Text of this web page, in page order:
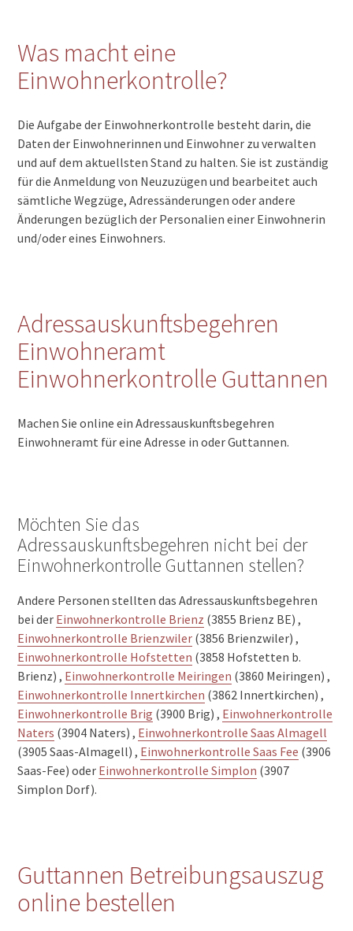
Was macht eine
Einwohnerkontrolle?
Die Aufgabe der Einwohnerkontrolle besteht darin, die
Daten der Einwohnerinnen und Einwohner zu verwalten
und auf dem aktuellsten Stand zu halten. Sie ist zuständig
für die Anmeldung von Neuzuzügen und bearbeitet auch
sämtliche Wegzüge, Adressänderungen oder andere
Änderungen bezüglich der Personalien einer Einwohnerin
und/oder eines Einwohners.
Adressauskunftsbegehren
Einwohneramt
Einwohnerkontrolle Guttannen
Machen Sie online ein Adressauskunftsbegehren
Einwohneramt für eine Adresse in oder Guttannen.
Möchten Sie das
Adressauskunftsbegehren nicht bei der
Einwohnerkontrolle Guttannen stellen?
Andere Personen stellten das Adressauskunftsbegehren
bei der Einwohnerkontrolle Brienz (3855 Brienz BE) ,
Einwohnerkontrolle Brienzwiler (3856 Brienzwiler) ,
Einwohnerkontrolle Hofstetten (3858 Hofstetten b.
Brienz) , Einwohnerkontrolle Meiringen (3860 Meiringen) ,
Einwohnerkontrolle Innertkirchen (3862 Innertkirchen) ,
Einwohnerkontrolle Brig (3900 Brig) , Einwohnerkontrolle
Naters (3904 Naters) , Einwohnerkontrolle Saas Almagell
(3905 Saas-Almagell) , Einwohnerkontrolle Saas Fee (3906
Saas-Fee) oder Einwohnerkontrolle Simplon (3907
Simplon Dorf).
Guttannen Betreibungsauszug
online bestellen